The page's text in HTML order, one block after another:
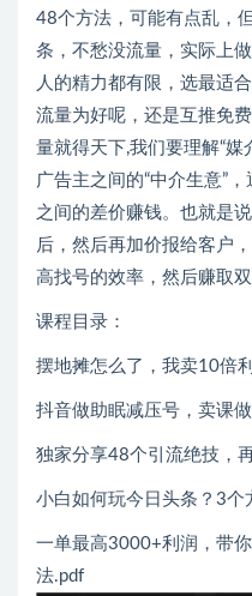
48个方法，可能有点乱，
条，不愁没流量，实际上
人的精力都有限，选最适
流量为好呢，还是互推免
量就得天下,我们要理解“
广告主之间的“中介生意”
之间的差价赚钱。也就是
后，然后再加价报给客户
高找号的效率，然后赚取
课程目录：
摆地摊怎么了，我卖10倍
抖音做助眠减压号，卖课
独家分享48个引流绝技，
小白如何玩今日头条？3个
一单最高3000+利润，带
法.pdf